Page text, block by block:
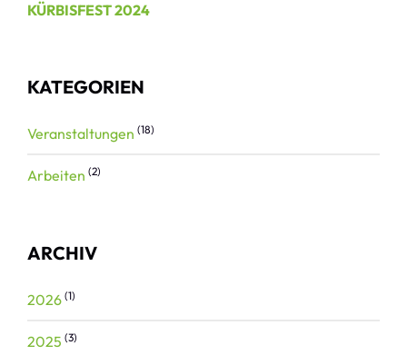
KÜRBISFEST 2024
KATEGORIEN
Veranstaltungen (18)
Arbeiten (2)
ARCHIV
2026 (1)
2025 (3)